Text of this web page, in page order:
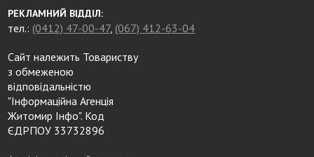
РЕКЛАМНИЙ ВІДДІЛ:
тел.: (0412) 47-00-47, (067) 412-63-04
Сайт належить Товариству
з обмеженою
відповідальністю
"Інформаційна Агенція
Житомир Інфо". Код
ЄДРПОУ 33732896